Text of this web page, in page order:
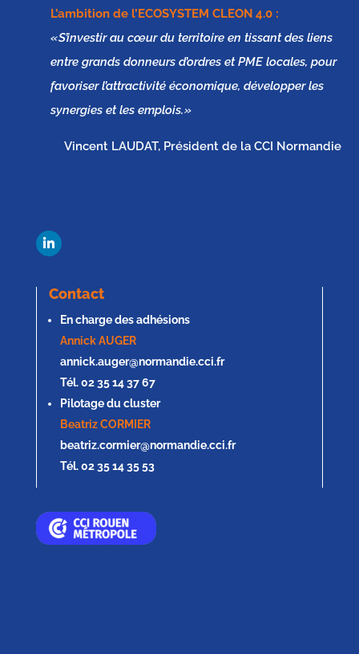
L’ambition de l’ECOSYSTEM CLEON 4.0:
« S’investir au cœur du territoire en tissant des liens
entre grands donneurs d’ordres et PME locales, pour
favoriser l’attractivité économique, développer les
synergies et les emplois. »
Vincent LAUDAT, Président de la CCI Normandie
Contact
En charge des adhésions
Annick AUGER
annick.auger@normandie.cci.fr
Tél. 02 35 14 37 67
Pilotage du cluster
Beatriz CORMIER
beatriz.cormier@normandie.cci.fr
Tél. 02 35 14 35 53